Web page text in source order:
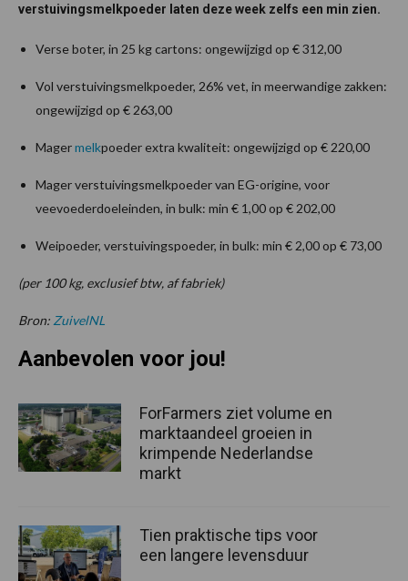
verstuivingsmelkpoeder laten deze week zelfs een min zien.
Verse boter, in 25 kg cartons: ongewijzigd op € 312,00
Vol verstuivingsmelkpoeder, 26% vet, in meerwandige zakken:
ongewijzigd op € 263,00
Magermelkpoeder extra kwaliteit: ongewijzigd op € 220,00
Mager verstuivingsmelkpoeder van EG-origine, voor
veevoederdoeleinden, in bulk: min € 1,00 op € 202,00
Weipoeder, verstuivingspoeder, in bulk: min € 2,00 op € 73,00
(per 100 kg, exclusief btw, af fabriek)
Bron: ZuivelNL
Aanbevolen voor jou!
ForFarmers ziet volume en
marktaandeel groeien in
krimpende Nederlandse
markt
Tien praktische tips voor
een langere levensduur